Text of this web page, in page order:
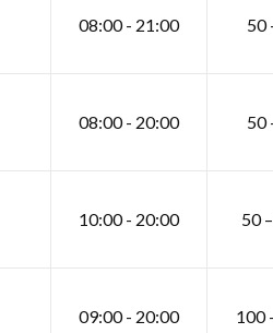
08:00 - 21:00 50
08:00 - 20:00 50
10:00 - 20:00 50
09:00 - 20:00 100